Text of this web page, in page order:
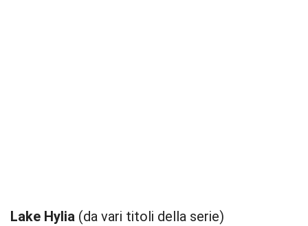
Lake Hylia (da vari titoli della serie)